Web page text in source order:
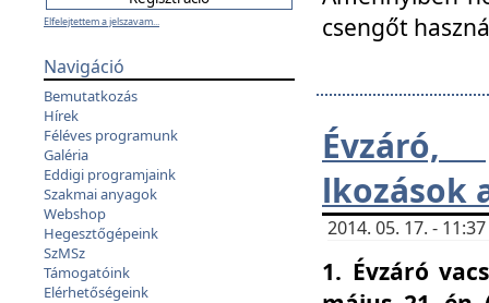
Elfelejtettem a jelszavam...
Navigáció
Bemutatkozás
Hírek
Féléves programunk
Galéria
Eddigi programjaink
Szakmai anyagok
Webshop
Hegesztőgépeink
SzMSz
Támogatóink
Elérhetőségeink
csengőt
Évzáró,
lkozások
2014. 05. 17. -
1. Évzáró